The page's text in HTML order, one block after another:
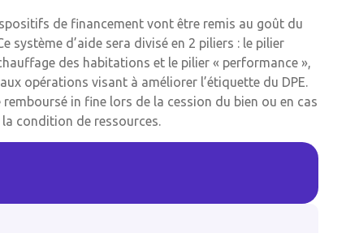
de financement vont être remis au goût du
système d’aide sera divisé en 2 piliers : le pilier
des habitations et le pilier « performance »,
opérations visant à améliorer l’étiquette du DPE.
in fine lors de la cession du bien ou en cas
condition de ressources.